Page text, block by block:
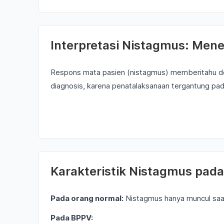
Interpretasi Nistagmus:
Respons mata pasien (nistagmus) memberitahu
diagnosis, karena penatalaksanaan tergantung
Karakteristik Nistagmus
Pada orang normal: Nistagmus hanya muncul
Pada BPPV: